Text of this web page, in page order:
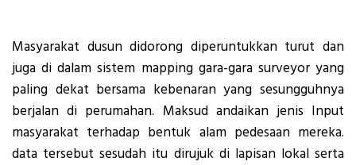
Masyarakat dusun didorong diperuntukkan turut dan
juga di dalam sistem mapping gara-gara surveyor yang
paling dekat bersama kebenaran yang sesungguhnya
berjalan di perumahan. Maksud andaikan jenis Input
masyarakat terhadap bentuk alam pedesaan mereka.
data tersebut sesudah itu dirujuk di lapisan lokal serta